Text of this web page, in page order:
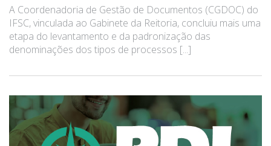
A Coordenadoria de Gestão de Documentos (CGDOC) do
IFSC, vinculada ao Gabinete da Reitoria, concluiu mais uma
etapa do levantamento e da padronização das
denominações dos tipos de processos [...]